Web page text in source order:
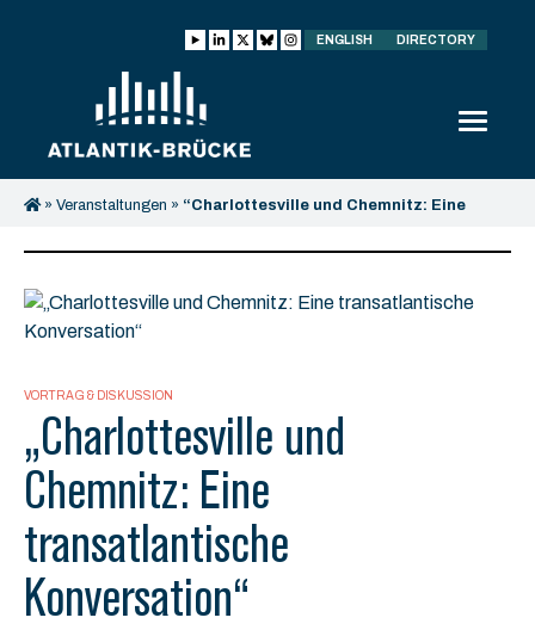
ENGLISH DIRECTORY
» Veranstaltungen » “Charlottesville und Chemnitz: Eine
VORTRAG & DISKUSSION
„Charlottesville und
Chemnitz: Eine
transatlantische
Konversation“